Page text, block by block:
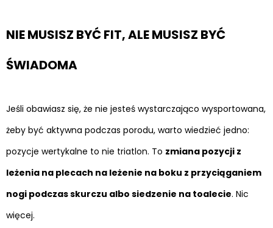
NIE MUSISZ BYĆ FIT, ALE MUSISZ BYĆ
ŚWIADOMA
Jeśli obawiasz się, że nie jesteś wystarczająco wysportowana,
żeby być aktywna podczas porodu, warto wiedzieć jedno:
pozycje wertykalne to nie triatlon. To zmiana pozycji z
leżenia na plecach na leżenie na boku z przyciąganiem
nogi podczas skurczu albo siedzenie na toalecie. Nic
więcej.